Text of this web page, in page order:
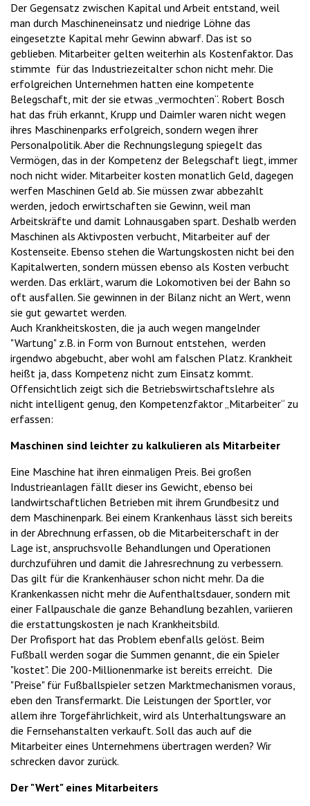
Der Gegensatz zwischen Kapital und Arbeit entstand, weil
man durch Maschineneinsatz und niedrige Löhne das
eingesetzte Kapital mehr Gewinn abwarf. Das ist so
geblieben. Mitarbeiter gelten weiterhin als Kostenfaktor. Das
stimmte für das Industriezeitalter schon nicht mehr. Die
erfolgreichen Unternehmen hatten eine kompetente
Belegschaft, mit der sie etwas „vermochten“. Robert Bosch
hat das früh erkannt, Krupp und Daimler waren nicht wegen
ihres Maschinenparks erfolgreich, sondern wegen ihrer
Personalpolitik. Aber die Rechnungslegung spiegelt das
Vermögen, das in der Kompetenz der Belegschaft liegt, immer
noch nicht wider. Mitarbeiter kosten monatlich Geld, dagegen
werfen Maschinen Geld ab. Sie müssen zwar abbezahlt
werden, jedoch erwirtschaften sie Gewinn, weil man
Arbeitskräfte und damit Lohnausgaben spart. Deshalb werden
Maschinen als Aktivposten verbucht, Mitarbeiter auf der
Kostenseite. Ebenso stehen die Wartungskosten nicht bei den
Kapitalwerten, sondern müssen ebenso als Kosten verbucht
werden. Das erklärt, warum die Lokomotiven bei der Bahn so
oft ausfallen. Sie gewinnen in der Bilanz nicht an Wert, wenn
sie gut gewartet werden.
Auch Krankheitskosten, die ja auch wegen mangelnder
"Wartung" z.B. in Form von Burnout entstehen, werden
irgendwo abgebucht, aber wohl am falschen Platz. Krankheit
heißt ja, dass Kompetenz nicht zum Einsatz kommt.
Offensichtlich zeigt sich die Betriebswirtschaftslehre als
nicht intelligent genug, den Kompetenzfaktor „Mitarbeiter“ zu
erfassen:
Maschinen sind leichter zu kalkulieren als Mitarbeiter
Eine Maschine hat ihren einmaligen Preis. Bei großen
Industrieanlagen fällt dieser ins Gewicht, ebenso bei
landwirtschaftlichen Betrieben mit ihrem Grundbesitz und
dem Maschinenpark. Bei einem Krankenhaus lässt sich bereits
in der Abrechnung erfassen, ob die Mitarbeiterschaft in der
Lage ist, anspruchsvolle Behandlungen und Operationen
durchzuführen und damit die Jahresrechnung zu verbessern.
Das gilt für die Krankenhäuser schon nicht mehr. Da die
Krankenkassen nicht mehr die Aufenthaltsdauer, sondern mit
einer Fallpauschale die ganze Behandlung bezahlen, variieren
die erstattungskosten je nach Krankheitsbild.
Der Profisport hat das Problem ebenfalls gelöst. Beim
Fußball werden sogar die Summen genannt, die ein Spieler
"kostet". Die 200-Millionenmarke ist bereits erreicht. Die
"Preise" für Fußballspieler setzen Marktmechanismen voraus,
eben den Transfermarkt. Die Leistungen der Sportler, vor
allem ihre Torgefährlichkeit, wird als Unterhaltungsware an
die Fernsehanstalten verkauft. Soll das auch auf die
Mitarbeiter eines Unternehmens übertragen werden? Wir
schrecken davor zurück.
Der "Wert" eines Mitarbeiters